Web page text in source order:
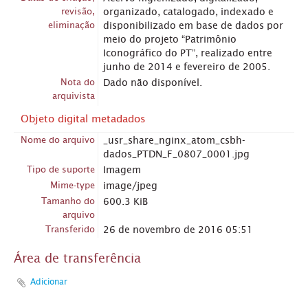
revisão,
eliminação
organizado, catalogado, indexado e
disponibilizado em base de dados por
meio do projeto “Patrimônio
Iconográfico do PT”, realizado entre
junho de 2014 e fevereiro de 2005.
Nota do
arquivista
Dado não disponível.
Objeto digital metadados
Nome do arquivo
_usr_share_nginx_atom_csbh-
dados_PTDN_F_0807_0001.jpg
Tipo de suporte Imagem
Mime-type image/jpeg
Tamanho do
arquivo
600.3 KiB
Transferido 26 de novembro de 2016 05:51
Área de transferência
Adicionar